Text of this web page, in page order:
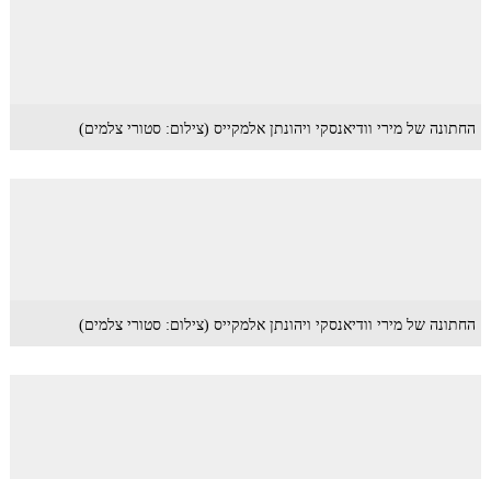
החתונה של מירי וודיאנסקי ויהונתן אלמקייס (צילום: סטורי צלמים)
החתונה של מירי וודיאנסקי ויהונתן אלמקייס (צילום: סטורי צלמים)